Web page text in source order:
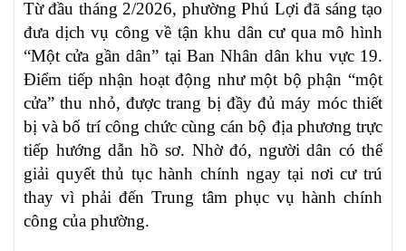
Từ đầu tháng 2/2026, phường Phú Lợi đã sáng tạo
đưa dịch vụ công về tận khu dân cư qua mô hình
“Một cửa gần dân” tại Ban Nhân dân khu vực 19.
Điểm tiếp nhận hoạt động như một bộ phận “một
cửa” thu nhỏ, được trang bị đầy đủ máy móc thiết
bị và bố trí công chức cùng cán bộ địa phương trực
tiếp hướng dẫn hồ sơ. Nhờ đó, người dân có thể
giải quyết thủ tục hành chính ngay tại nơi cư trú
thay vì phải đến Trung tâm phục vụ hành chính
công của phường.